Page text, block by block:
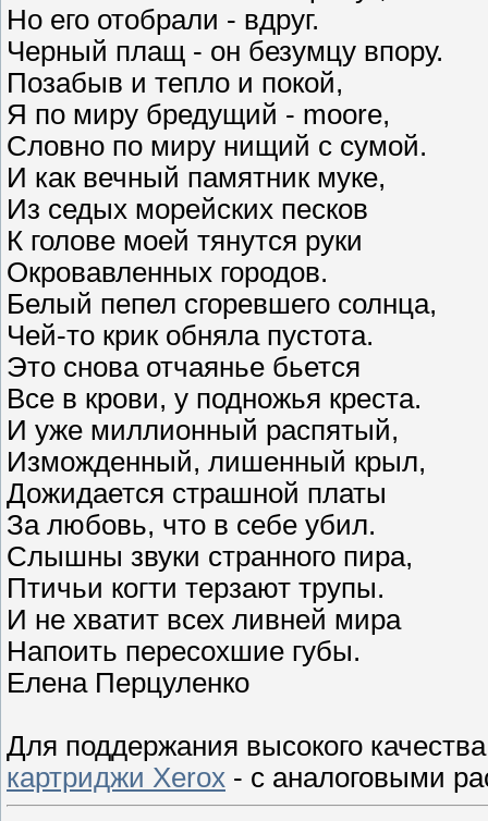
Но его отобрали - вдруг.
Черный плащ - он безумцу впору.
Позабыв и тепло и покой,
Я по миру бредущий - moore,
Словно по миру нищий с сумой.
И как вечный памятник муке,
Из седых морейских песков
К голове моей тянутся руки
Окровавленных городов.
Белый пепел сгоревшего солнца,
Чей-то крик обняла пустота.
Это снова отчаянье бьется
Все в крови, у подножья креста.
И уже миллионный распятый,
Изможденный, лишенный крыл,
Дожидается страшной платы
За любовь, что в себе убил.
Слышны звуки странного пира,
Птичьи когти терзают трупы.
И не хватит всех ливней мира
Напоить пересохшие губы.
Елена Перцуленко
Для поддержания высокого
картриджи Хerox - с аналоговыми